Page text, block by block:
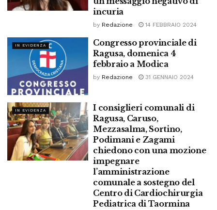
incuria
by Redazione 14 FEBBRAIO 2024
IN EVIDENZA
Congresso provinciale di
Ragusa, domenica 4
febbraio a Modica
by Redazione 31 GENNAIO 2024
IN EVIDENZA
I consiglieri comunali di
Ragusa, Caruso,
Mezzasalma, Sortino,
Podimani e Zagami
chiedono con una mozione
impegnare
l’amministrazione
comunale a sostegno del
Centro di Cardiochirurgia
Pediatrica di Taormina